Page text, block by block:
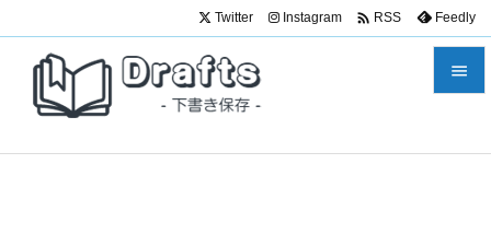

Twitter Instagram  RSS Feedly